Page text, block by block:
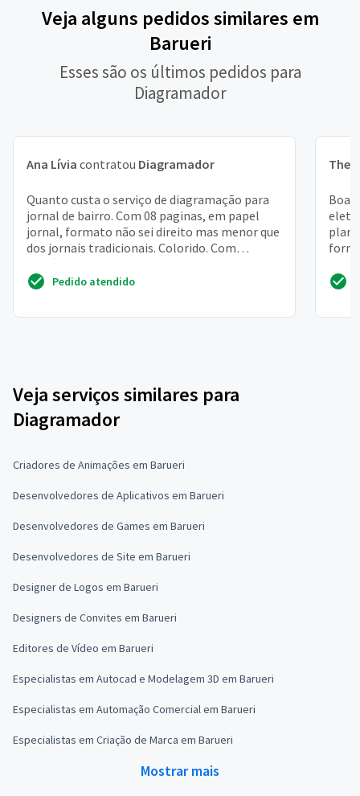
Veja alguns pedidos similares em
Barueri
Esses são os últimos pedidos para
Diagramador
Ana Lívia contratou Diagramador
Quanto custa o serviço de diagramação para
jornal de bairro. Com 08 paginas, em papel
jornal, formato não sei direito mas menor que
dos jornais tradicionais. Colorido. Com
matérias sobre ...
Pedido atendido
Theo
Boa
Veja serviços similares para
Diagramador
Criadores de Animações em Barueri
Desenvolvedores de Aplicativos em Barueri
Desenvolvedores de Games em Barueri
Desenvolvedores de Site em Barueri
Designer de Logos em Barueri
Designers de Convites em Barueri
Editores de Vídeo em Barueri
Especialistas em Autocad e Modelagem 3D em Barueri
Especialistas em Automação Comercial em Barueri
Especialistas em Criação de Marca em Barueri
Mostrar mais